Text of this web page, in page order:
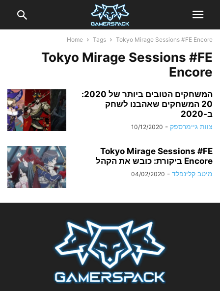
Home Tags Tokyo Mirage Sessions #FE Encore
Tokyo Mirage Sessions #FE
Encore
המשחקים הטובים ביותר של 2020:
20 המשחקים שאהבנו לשחק
ב-2020
צוות גיימרספק -
10/12/2020
Tokyo Mirage Sessions #FE
Encore ביקורת: כובש את הקהל
מיטב קלינפלד -
04/02/2020